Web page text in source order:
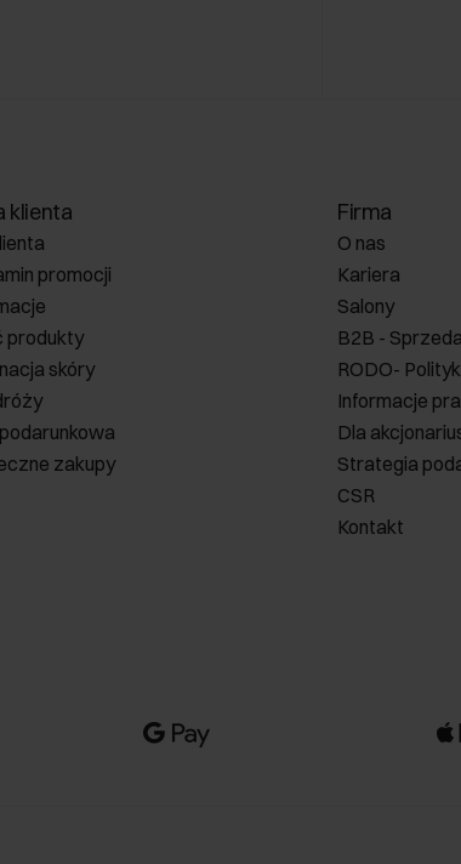
klienta
promocji
produkty
skóry
zakupy
Firma
O nas
Kariera
Salony
B2B -
RODO-
Informacje
Dla
Strategia
CSR
Kontakt